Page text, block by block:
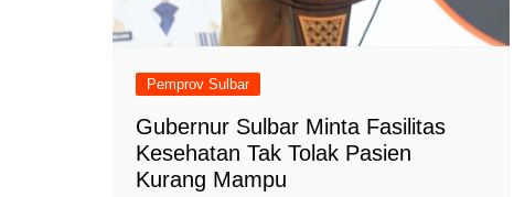
Pemprov Sulbar
Gubernur Sulbar Minta Fasilitas
Kesehatan Tak Tolak Pasien
Kurang Mampu